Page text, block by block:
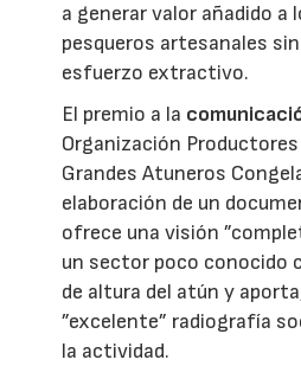
a generar valor añadido a
pesqueros artesanales
esfuerzo extractivo.
El premio a la
Organización
Grandes Atuneros
elaboración de un
ofrece una visión
un sector poco conocido
de altura del atún y
”excelente” radiografía
la actividad.